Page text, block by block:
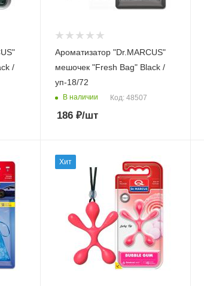
/
Ароматизатор "Dr.MARСUS"
мешочек "Fresh Bag" Black /
уп-18/72
В наличии Код: 48507
186₽/шт
Хит